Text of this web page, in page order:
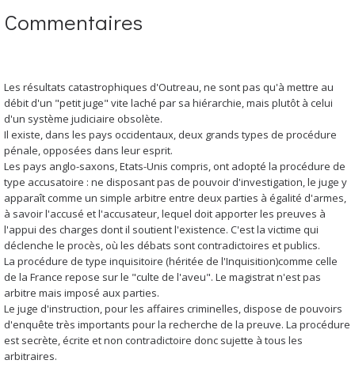
Commentaires
Les résultats catastrophiques d'Outreau, ne sont pas qu'à mettre au
débit d'un "petit juge" vite laché par sa hiérarchie, mais plutôt à celui
d'un système judiciaire obsolète.
Il existe, dans les pays occidentaux, deux grands types de procédure
pénale, opposées dans leur esprit.
Les pays anglo-saxons, Etats-Unis compris, ont adopté la procédure de
type accusatoire : ne disposant pas de pouvoir d'investigation, le juge y
apparaît comme un simple arbitre entre deux parties à égalité d'armes,
à savoir l'accusé et l'accusateur, lequel doit apporter les preuves à
l'appui des charges dont il soutient l'existence. C'est la victime qui
déclenche le procès, où les débats sont contradictoires et publics.
La procédure de type inquisitoire (héritée de l'Inquisition)comme celle
de la France repose sur le "culte de l'aveu". Le magistrat n'est pas
arbitre mais imposé aux parties.
Le juge d'instruction, pour les affaires criminelles, dispose de pouvoirs
d'enquête très importants pour la recherche de la preuve. La procédure
est secrète, écrite et non contradictoire donc sujette à tous les
arbitraires.